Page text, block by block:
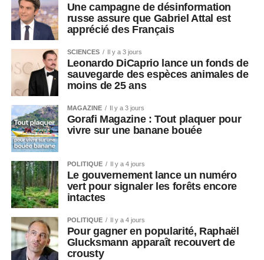
Une campagne de désinformation
russe assure que Gabriel Attal est
apprécié des Français
SCIENCES Il y a 3 jours
Leonardo DiCaprio lance un fonds de
sauvegarde des espèces animales de
moins de 25 ans
MAGAZINE Il y a 3 jours
Gorafi Magazine : Tout plaquer pour
vivre sur une banane bouée
POLITIQUE Il y a 4 jours
Le gouvernement lance un numéro
vert pour signaler les forêts encore
intactes
POLITIQUE Il y a 4 jours
Pour gagner en popularité, Raphaël
Glucksmann apparaît recouvert de
crousty